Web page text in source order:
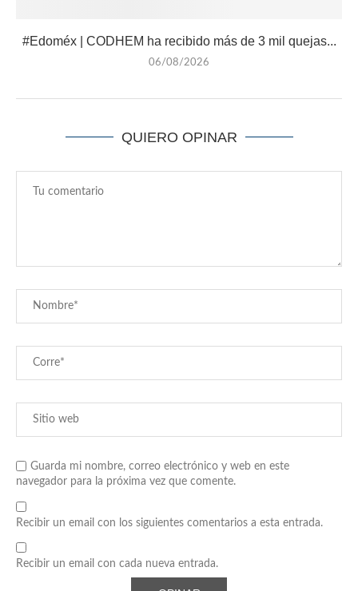
#Edoméx | CODHEM ha recibido más de 3 mil quejas...
06/08/2026
QUIERO OPINAR
Guarda mi nombre, correo electrónico y web en este
navegador para la próxima vez que comente.
Recibir un email con los siguientes comentarios a esta entrada.
Recibir un email con cada nueva entrada.